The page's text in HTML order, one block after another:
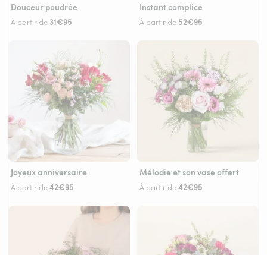
Douceur poudrée
À partir de 31€95
Instant complice
À partir de 52€95
Joyeux anniversaire
À partir de42€95
Mélodie et son vase offert
À partir de42€95